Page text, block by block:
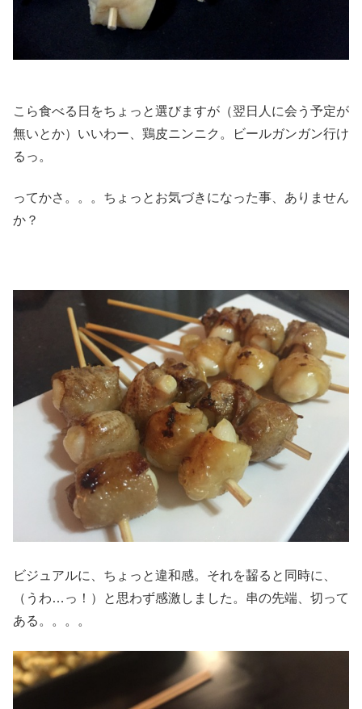
こら食べる日をちょっと選びますが（翌日人に会う予定が
無いとか）いいわー、鶏皮ニンニク。ビールガンガン行け
るっ。
ってかさ。。。ちょっとお気づきになった事、ありません
か？
ビジュアルに、ちょっと違和感。それを齧ると同時に、
（うわ…っ！）と思わず感激しました。串の先端、切って
ある。。。。